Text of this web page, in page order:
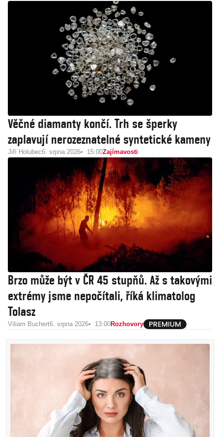
Věčné diamanty končí. Trh se šperky
zaplavují nerozeznatelné syntetické kameny
Jiří Holubec6. srpna 2026 15:00Zajímavosti
Brzo může být v ČR 45 stupňů. Až s takovými
extrémy jsme nepočítali, říká klimatolog
Tolasz
Viliam Buchert6. srpna 2026 13:00Rozhovory